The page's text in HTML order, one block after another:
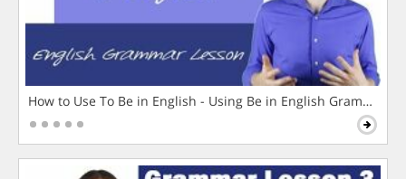
How to Use To Be in English - Using Be in English Grammar